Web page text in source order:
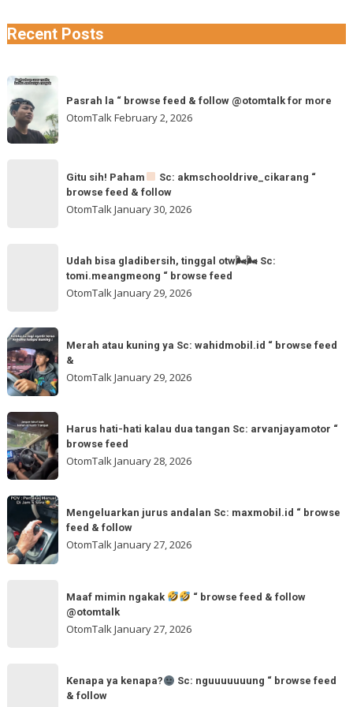
Recent Posts
Pasrah
la
browse
@otomtalk
Pasrah la “ browse feed & follow @otomtalk for more
OtomTalkFebruary 2, 2026
akmschooldrive_cikarang
&
follow
Gitu sih! Paham
Sc: akmschooldrive_cikarang “
browse feed & follow
OtomTalkJanuary 30, 2026
gladibersih,
otw
🌬
🌬
Sc:
“
browse
feed
Udah bisa gladibersih, tinggal otw🌬🌬 Sc:
tomi.meangmeong “ browse feed
OtomTalkJanuary 29, 2026
Merah
atau
kuning
ya
Sc:
wahidmobil.id
“
browse
Merah atau kuning ya Sc: wahidmobil.id “ browse feed
&
OtomTalk January 29, 2026
Harus
hati-
hati
kalau
dua
tangan
Sc:
arvanjayamotor
Harus hati-hati kalau dua tangan Sc: arvanjayamotor “
browse feed
OtomTalkJanuary 28, 2026
Mengeluarkan
jurus
andalan
Sc:
Mengeluarkan jurus andalan Sc: maxmobil.id “ browse
feed & follow
OtomTalkJanuary 27, 2026
Maaf mimin ngakak
“ browse feed & follow
@otomtalk
OtomTalkJanuary 27, 2026
Kenapa ya kenapa?
Sc: nguuuuuuung “ browse feed
& follow